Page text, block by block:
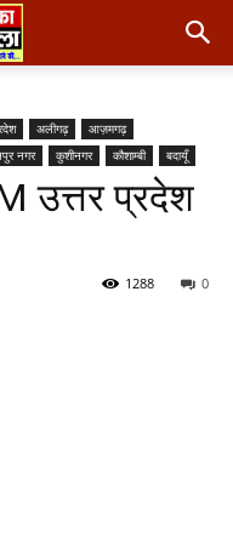
अलीगढ़
आज़मगढ़
नगर कुशीनगर कौशाम्बी बदायूँ
उत्तर प्रदेश
0
1288